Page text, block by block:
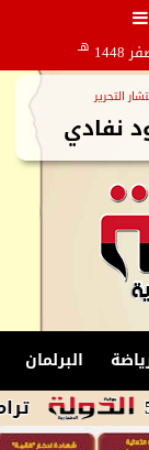
هـ
التحرير
نفادي
البرلمان
ترامب يوقع